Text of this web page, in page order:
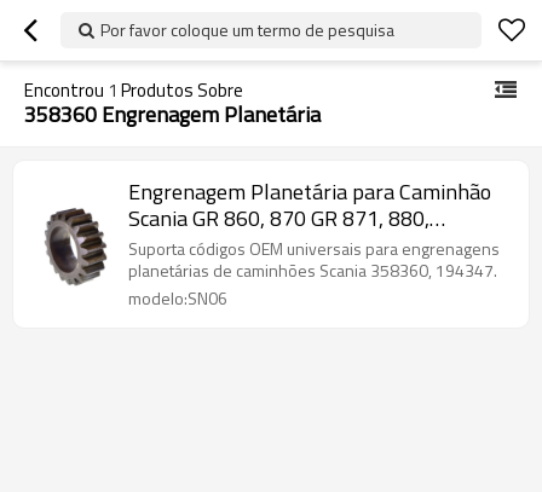
Por favor coloque um termo de pesquisa
Encontrou 1 Produtos Sobre
358360 Engrenagem Planetária
Engrenagem Planetária para Caminhão
Scania GR 860, 870 GR 871, 880,
358360, 194347-PAIRGEARS
Suporta códigos OEM universais para engrenagens
planetárias de caminhões Scania 358360, 194347.
modelo:SN06